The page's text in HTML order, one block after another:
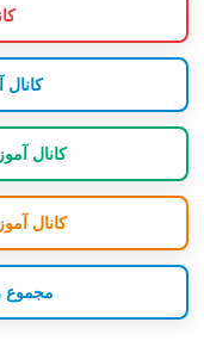
کانال
کانال
مجموع